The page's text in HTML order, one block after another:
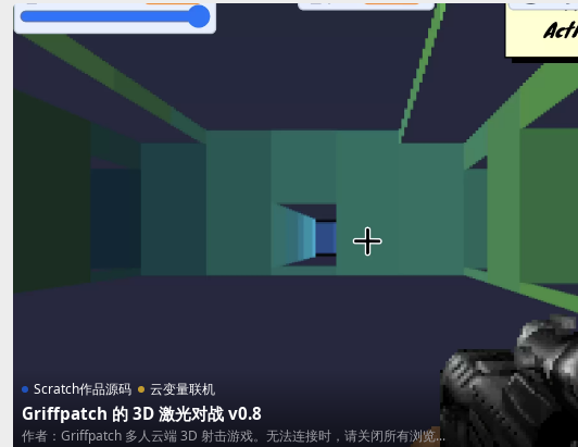
Scratch作品源码 云变量联机
Griffpatch 的 3D 激光对战 v0.8
作者：Griffpatch 多人云端 3D 射击游戏。无法连接时，请关闭所有浏览...